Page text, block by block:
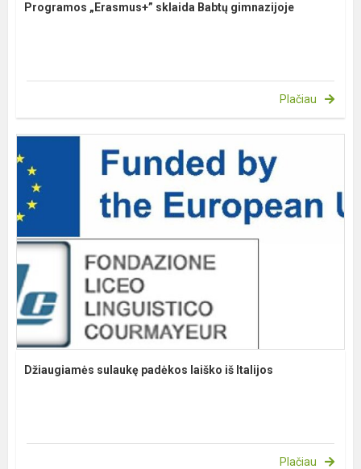
Programos „Erasmus+” sklaida Babtų gimnazijoje
Plačiau
Džiaugiamės sulaukę padėkos laiško iš Italijos
Plačiau